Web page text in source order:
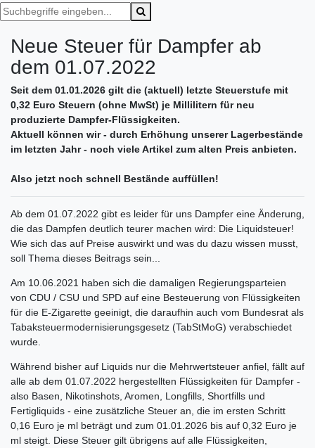
Neue Steuer für Dampfer ab
dem 01.07.2022
Seit dem 01.01.2026 gilt die (aktuell) letzte Steuerstufe mit
0,32 Euro Steuern (ohne MwSt) je Millilitern für neu
produzierte Dampfer-Flüssigkeiten.
Aktuell können wir - durch Erhöhung unserer Lagerbestände
im letzten Jahr - noch viele Artikel zum alten Preis anbieten.
Also jetzt noch schnell Bestände auffüllen!
Ab dem 01.07.2022 gibt es leider für uns Dampfer eine Änderung,
die das Dampfen deutlich teurer machen wird: Die Liquidsteuer!
Wie sich das auf Preise auswirkt und was du dazu wissen musst,
soll Thema dieses Beitrags sein...
Am 10.06.2021 haben sich die damaligen Regierungsparteien
von CDU / CSU und SPD auf eine Besteuerung von Flüssigkeiten
für die E-Zigarette geeinigt, die daraufhin auch vom Bundesrat als
Tabaksteuermodernisierungsgesetz (TabStMoG) verabschiedet
wurde.
Während bisher auf Liquids nur die Mehrwertsteuer anfiel, fällt auf
alle ab dem 01.07.2022 hergestellten Flüssigkeiten für Dampfer -
also Basen, Nikotinshots, Aromen, Longfills, Shortfills und
Fertigliquids - eine zusätzliche Steuer an, die im ersten Schritt
0,16 Euro je ml beträgt und zum 01.01.2026 bis auf 0,32 Euro je
ml steigt. Diese Steuer gilt übrigens auf alle Flüssigkeiten,